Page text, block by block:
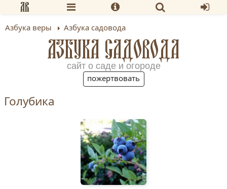
Азбука веры Азбука садовода
АЗБУКА САДОВОДА
сайт о саде и огороде
пожертвовать
Голубика